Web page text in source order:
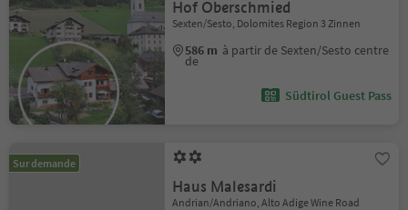
Hof Oberschmied
Sexten/Sesto, Dolomites Region 3 Zinnen
586 m à partir de Sexten/Sesto centre
de
Südtirol Guest Pass
Sur demande
Haus Malesardi
Andrian/Andriano, Alto Adige Wine Road